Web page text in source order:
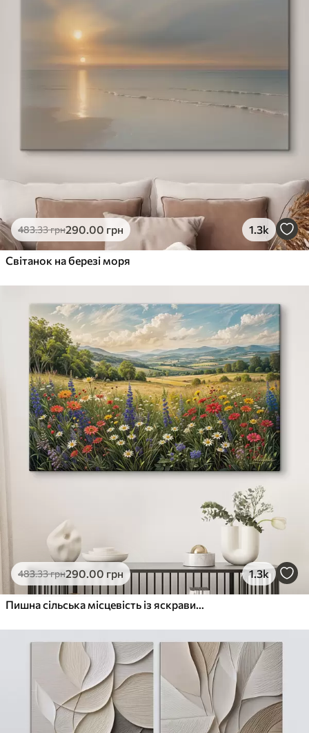
483.33грн290.00 грн 1.3k
Світанок на березі моря
483.33грн290.00 грн 1.3k
Пишна сільська місцевість із яскравим лугом диких квітів, наповненим різнокольоровими квітами під хмарним небом